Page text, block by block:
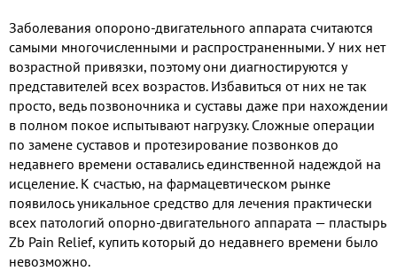
Заболевания опороно-двигательного аппарата считаются
самыми многочисленными и распространенными. У них нет
возрастной привязки, поэтому они диагностируются у
представителей всех возрастов. Избавиться от них не так
просто, ведь позвоночника и суставы даже при нахождении
в полном покое испытывают нагрузку. Сложные операции
по замене суставов и протезирование позвонков до
недавнего времени оставались единственной надеждой на
исцеление. К счастью, на фармацевтическом рынке
появилось уникальное средство для лечения практически
всех патологий опорно-двигательного аппарата — пластырь
Zb Pain Relief, купить который до недавнего времени было
невозможно.